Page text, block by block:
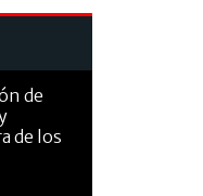
de
de los